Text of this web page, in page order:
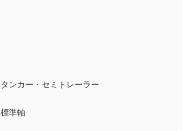
タンカー・セミトレーラー
標準軸